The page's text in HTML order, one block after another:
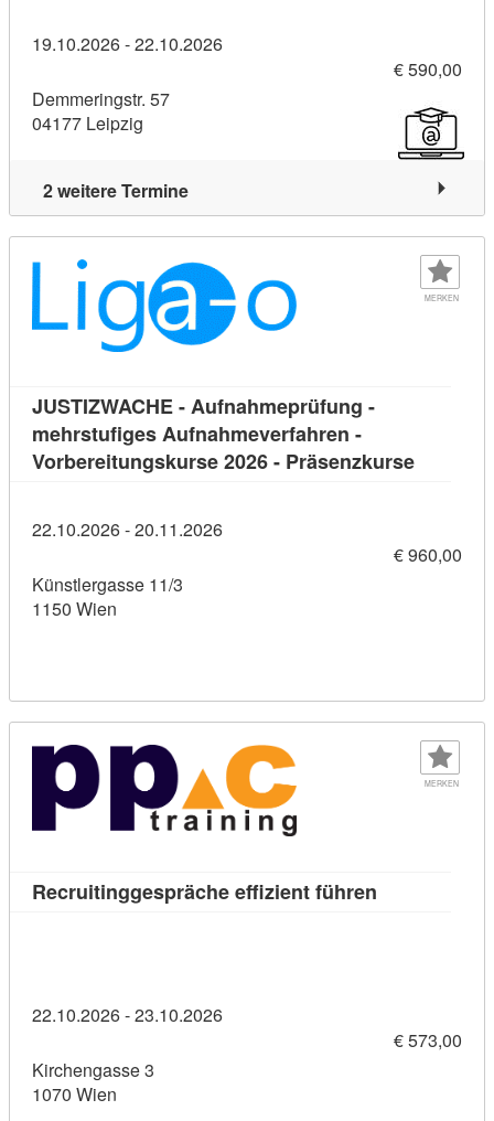
19.10.2026 - 22.10.2026
€ 590,00
Demmeringstr. 57
04177 Leipzig
2 weitere Termine
MERKEN
JUSTIZWACHE - Aufnahmeprüfung -
mehrstufiges Aufnahmeverfahren -
Vorbereitungskurse 2026 - Präsenzkurse
22.10.2026 - 20.11.2026
€ 960,00
Künstlergasse 11/3
1150 Wien
MERKEN
Recruitinggespräche effizient führen
22.10.2026 - 23.10.2026
€ 573,00
Kirchengasse 3
1070 Wien